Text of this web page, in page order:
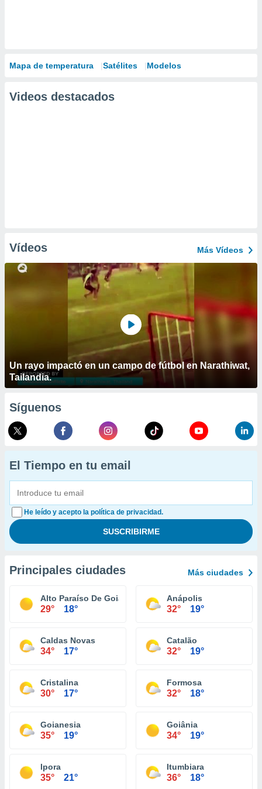
Mapa de temperatura Satélites Modelos
Videos destacados
Vídeos Más Vídeos
Un rayo impactó en un campo de fútbol en Narathiwat,
Tailandia.
Síguenos
El Tiempo en tu email
He leído y acepto la política de privacidad.
Principales ciudades Más ciudades
Alto Paraíso De Goiás
29° 18°
Anápolis
32° 19°
Caldas Novas
34° 17°
Catalão
32° 19°
Cristalina
30° 17°
Formosa
32° 18°
Goianesia
35° 19°
Goiânia
34° 19°
Ipora
35° 21°
Itumbiara
36° 18°